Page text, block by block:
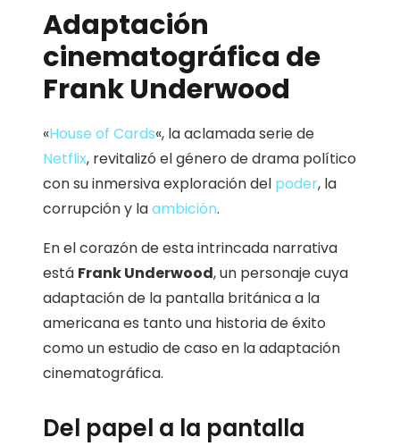
Adaptación
cinematográfica de
Frank Underwood
«House of Cards«, la aclamada serie de
Netflix, revitalizó el género de drama político
con su inmersiva exploración del poder, la
corrupción y laambición.
En el corazón de esta intrincada narrativa
está Frank Underwood, un personaje cuya
adaptación de la pantalla británica a la
americana es tanto una historia de éxito
como un estudio de caso en la adaptación
cinematográfica.
Del papel a la pantalla